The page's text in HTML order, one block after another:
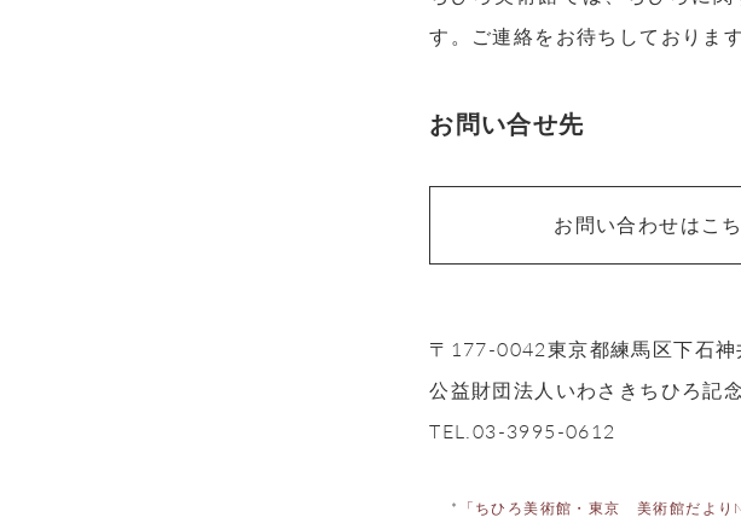
す。ご連絡をお待ちしております
お問い合せ先
お問い合わせはこ
〒177-0042東京都練馬区下石
公益財団法人いわさきちひろ記
TEL.03-3995-0612
* 「ちひろ美術館・東京 美術館だより